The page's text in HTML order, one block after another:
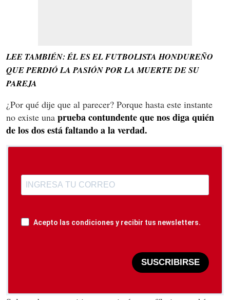
LEE TAMBIÉN: ÉL ES EL FUTBOLISTA HONDUREÑO
QUE PERDIÓ LA PASIÓN POR LA MUERTE DE SU
PAREJA
¿Por qué dije que al parecer? Porque hasta este instante
no existe una prueba contundente que nos diga quién
de los dos está faltando a la verdad.
Acepto las condiciones y recibir tus newsletters.
SUSCRIBIRSE